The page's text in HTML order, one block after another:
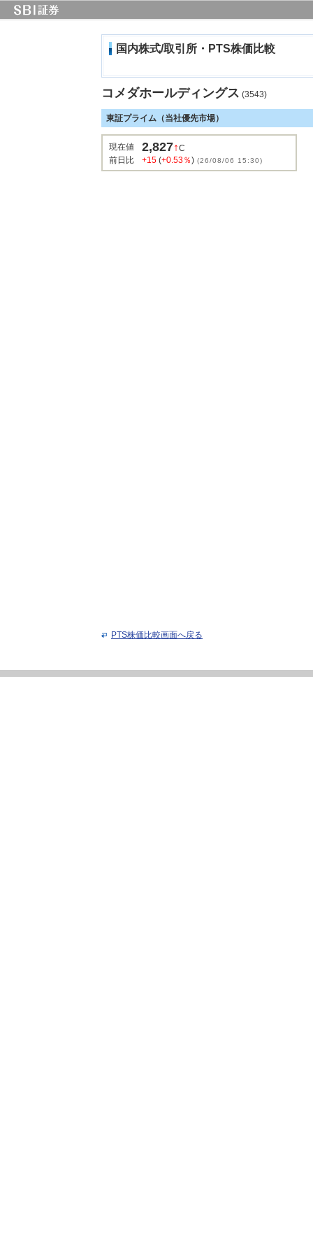
国内株式/取引所・PTS株価比較
コメダホールディングス (3543)
東証プライム（当社優先市場）
現在値 2,827↑C
前日比
+15 (+0.53％) (26/08/06 15:30)
PTS株価比較画面へ戻る